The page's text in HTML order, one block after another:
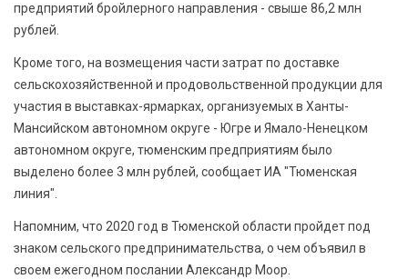
предприятий бройлерного направления - свыше 86,2 млн
рублей.
Кроме того, на возмещения части затрат по доставке
сельскохозяйственной и продовольственной продукции для
участия в выставках-ярмарках, организуемых в Ханты-
Мансийском автономном округе - Югре и Ямало-Ненецком
автономном округе, тюменским предприятиям было
выделено более 3 млн рублей, сообщает ИА "Тюменская
линия".
Напомним, что 2020 год в Тюменской области пройдет под
знаком сельского предпринимательства, о чем объявил в
своем ежегодном послании Александр Моор.